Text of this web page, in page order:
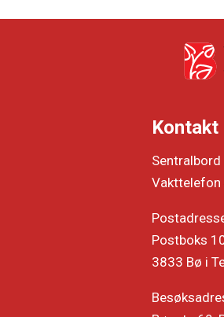
Kontakt
Postboks
3833 Bø i